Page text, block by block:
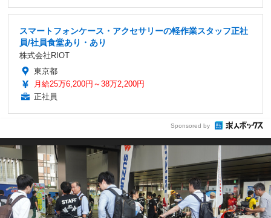
スマートフォンケース・アクセサリーの軽作業スタッフ正社
員/社員食堂あり・あり
株式会社RIOT
東京都
月給25万6,200円～38万2,200円
正社員
Sponsored by